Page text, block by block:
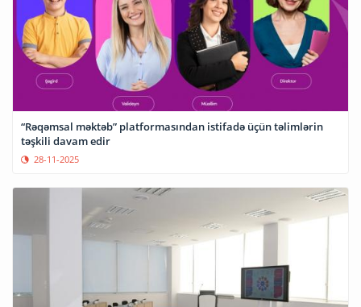
“Rəqəmsal məktəb” platformasından istifadə üçün təlimlərin
təşkili davam edir
28-11-2025